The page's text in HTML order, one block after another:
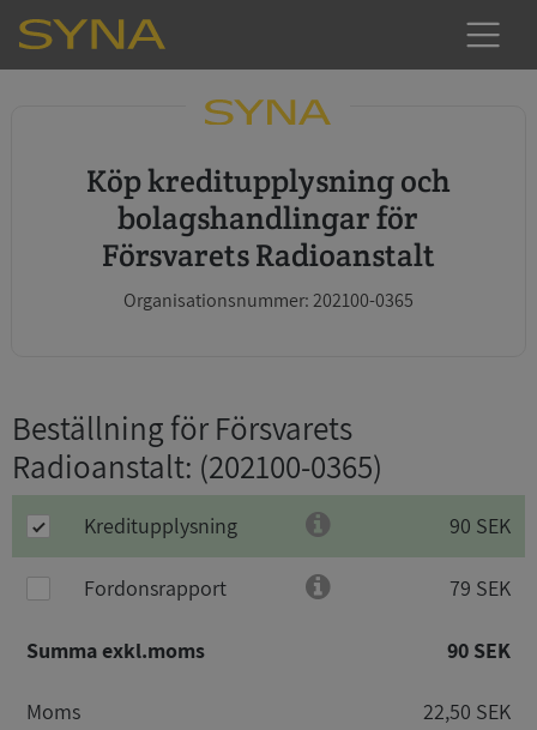
Köp kreditupplysning och
bolagshandlingar för
Försvarets Radioanstalt
Organisationsnummer: 202100-0365
Beställning för Försvarets
Radioanstalt: (202100-0365)
Kreditupplysning 90 SEK
Fordonsrapport 79 SEK
Summa exkl.moms 90 SEK
Moms 22,50 SEK